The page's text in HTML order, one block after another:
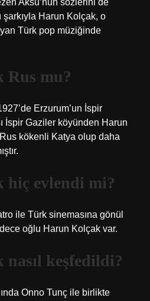
Aksu’nun sözlerini de
şarkıyla Harun Kolçak, o
Türk pop müziğinde
Rus mu?
Erzurum’un İspir
İspir Gaziler köyünden Harun
kökenli Katya olup daha
evlendi mi?
ile Türk sinemasına gönül
oğlu Harun Kolçak var.
keşfedildi?
Onno Tunç ile birlikte